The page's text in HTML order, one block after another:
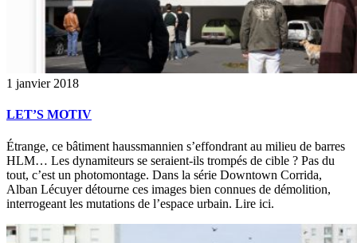
1 janvier 2018
LET’S MOTIV
Étrange, ce bâtiment haussmannien s’effondrant au milieu de barres
HLM… Les dynamiteurs se seraient-ils trompés de cible ? Pas du
tout, c’est un photomontage. Dans la série Downtown Corrida,
Alban Lécuyer détourne ces images bien connues de démolition,
interrogeant les mutations de l’espace urbain. Lire ici.